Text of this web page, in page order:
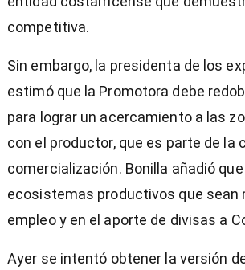
competitiva.
Sin embargo, la presidenta de los
estimó que la Promotora debe
para lograr un acercamiento a las
con el productor, que es parte de la
comercialización. Bonilla añadió
ecosistemas productivos que sean
empleo y en el aporte de divisas a
Ayer se intentó obtener la versión